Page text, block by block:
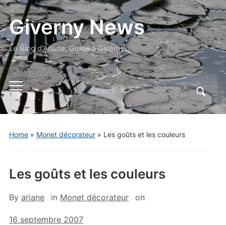
Giverny News
Le Blog d'Ariane, Guide à Giverny
Toggle
mobile
menu
Search
for:
Home» Monet décorateur» Les goûts et les couleurs
Les goûts et les couleurs
By ariane in Monet décorateur on
16 septembre 2007